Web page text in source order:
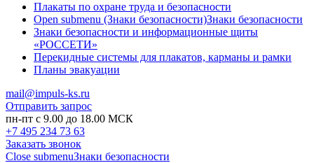
Плакаты по охране труда и безопасности
Open submenu (Знаки безопасности)Знаки безопасности
Знаки безопасности и информационные щиты
«РОССЕТИ»
Перекидные системы для плакатов, карманы и рамки
Планы эвакуации
mail@impuls-ks.ru
Отправить запрос
пн-пт с 9.00 до 18.00 МСК
+7 495 234 73 63
Заказать звонок
Close submenuЗнаки безопасности